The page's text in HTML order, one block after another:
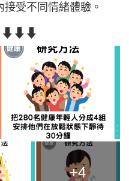
受不同情緒體驗。
⬇⬇⬇
+4